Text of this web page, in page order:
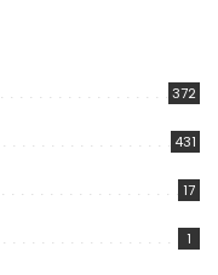
372
431
17
1